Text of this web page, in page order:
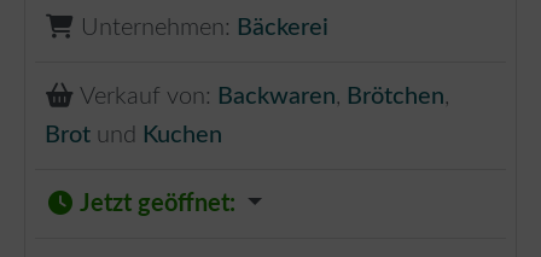
Unternehmen: Bäckerei
Verkauf von: Backwaren, Brötchen,
Brot und Kuchen
Jetzt geöffnet: